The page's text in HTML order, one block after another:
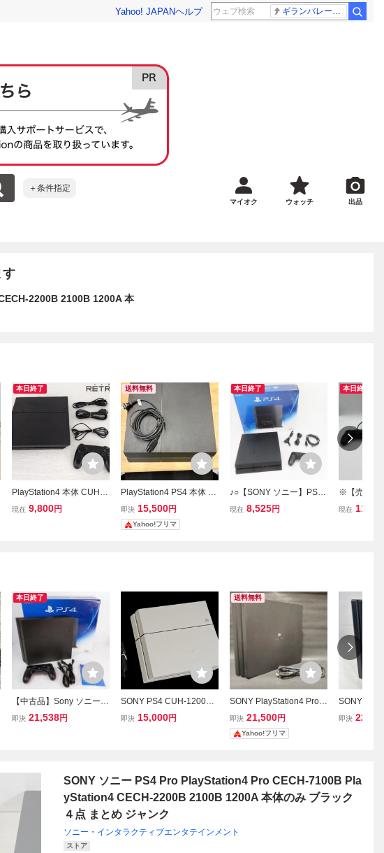
Yahoo! JAPANヘルプ ギランバレー症候群
＋条件指定
マイオク ウォッチ 出品
す
2200B 2100B 1200A 本
本日終了
PlayStation4 本体 CUH-1
200A ジェット・ブラック
現在 9,800円
送料無料
PlayStation4 PS4 本体 C
UH-1200A ブラック
即決 15,500円
Yahoo!フリマ
本日終了
♪○【SONY ソニー】PS4
本体 500GB CUH-1200A
現在 8,525円
本日終了
※【売り切
（ソニー）
現在 11
本日終了
【中古品】Sony ソニー P
layStation4 PS4 本体 CU
即決 21,538円
SONY PS4 CUH-1200A
ホワイト PlayStation4 プ
即決 15,000円
送料無料
SONY PlayStation4 Pro
ジェット・ブラック 本体
PS4
即決 21,500円
Yahoo!フリマ
SONY PS4
0B ブラッ
即決
SONY ソニー PS4 Pro PlayStation4 Pro CECH-7100B Pla
yStation4 CECH-2200B 2100B 1200A 本体のみ ブラック
４点 まとめ ジャンク
ソニー・インタラクティブエンタテインメント
ストア